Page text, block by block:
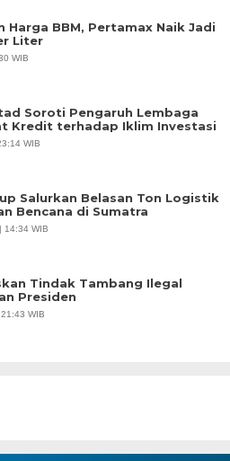
Harga BBM, Pertamax Naik Jadi
Liter
WIB
Soroti Pengaruh Lembaga
Kredit terhadap Iklim Investasi
WIB
Salurkan Belasan Ton Logistik
Bencana di Sumatra
14:34 WIB
Tindak Tambang Ilegal
Presiden
WIB